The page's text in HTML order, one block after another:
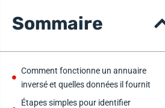
Sommaire
Comment fonctionne un annuaire
inversé et quelles données il fournit
Étapes simples pour identifier